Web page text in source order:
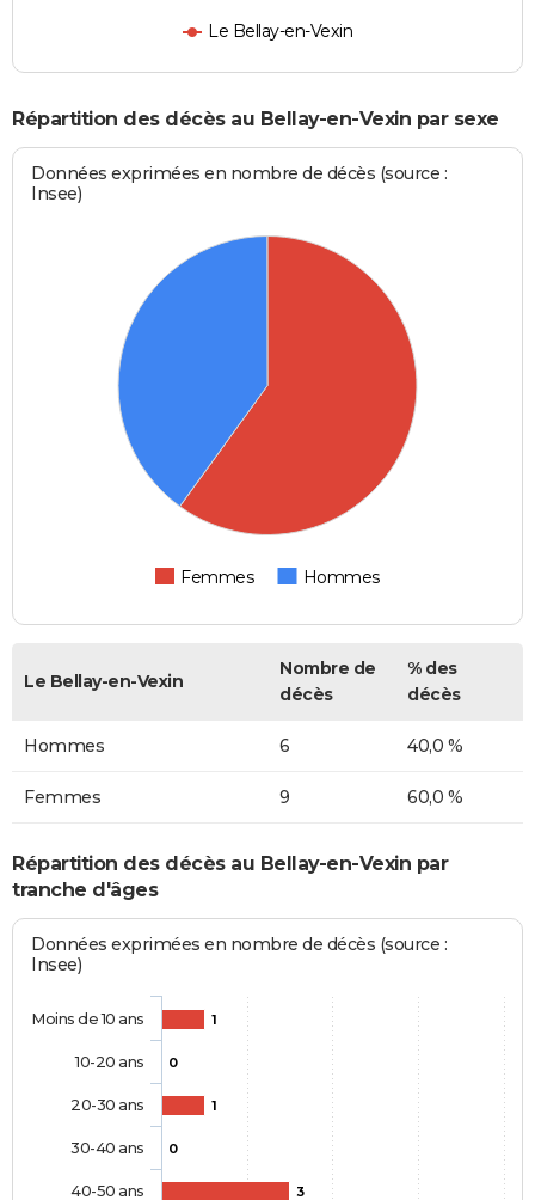
Le Bellay-en-Vexin
Répartition des décès au Bellay-en-Vexin par sexe
Données exprimées en nombre de décès (source :
Insee)
Femmes Hommes
Le Bellay-en-Vexin
Nombre de
décès
% des
décès
Hommes 6 40,0 %
Femmes 9 60,0 %
Répartition des décès au Bellay-en-Vexin par
tranche d'âges
Données exprimées en nombre de décès (source :
Insee)
1
0
1
0
3
Moins de 10 ans
10-20 ans
20-30 ans
30-40 ans
40-50 ans